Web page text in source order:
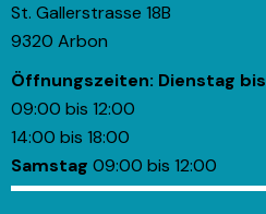
St. Gallerstrasse 18B
9320 Arbon
Öffnungszeiten: Dienstag
09:00 bis 12:00
14:00 bis 18:00
Samstag 09:00 bis 12:00